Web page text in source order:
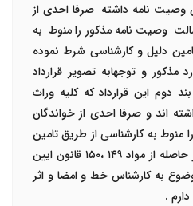
وصیت نامه داشته صرفا احدی از
وصیت نامه مذکور را منوط به
دلیل و کارشناسی شرط نموده
مذکور و توجهابه تصویر قرارداد
این قرارداد که کلیه وراث
اند و صرفا احدی از خواندگان
منوط به کارشناسی از طریق تامین
شرط نموده است لذا به جواز حاصله از مواد ۱۴۹ ،۱۵۰ قانون ایین
به کارشناس خط و امضا و اثر
.